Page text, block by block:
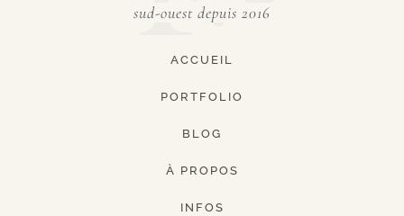
ACCUEIL
PORTFOLIO
BLOG
sud-ouest depuis 2016
À PROPOS
INFOS